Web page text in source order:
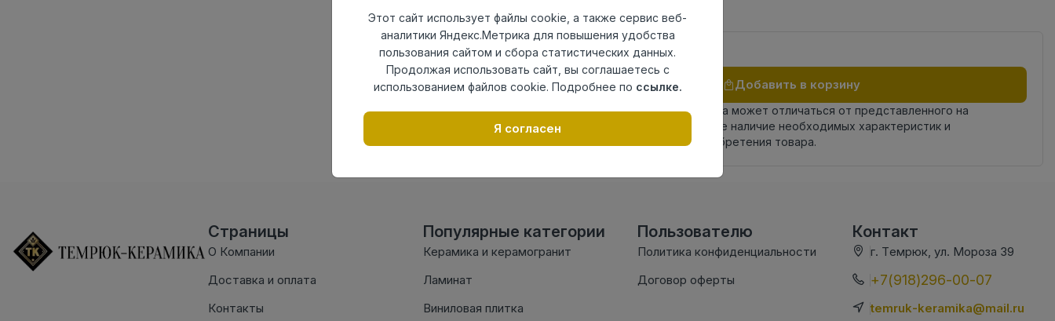
происхождения
Россия
Осталось60 шт
Добавить в корзину
Внимание! Внешний вид товара может отличаться от представленного на
настоящем сайте. Проверяйте наличие необходимых характеристик и
комплектации в момент приобретения товара.
Страницы
О Компании
Доставка и оплата
Контакты
Популярные категории
Керамика и керамогранит
Ламинат
Виниловая плитка
Пользователю
Политика конфиденциальности
Договор оферты
Контакт
г. Темрюк, ул. Мороза 39
+7(918)296-00-07
temruk-keramika@mail.ru
Этот сайт использует файлы cookie, а также сервис веб-
аналитики Яндекс.Метрика для повышения удобства
пользования сайтом и сбора статистических данных.
Продолжая использовать сайт, вы соглашаетесь с
использованием файлов cookie. Подробнее по ссылке.
Я согласен